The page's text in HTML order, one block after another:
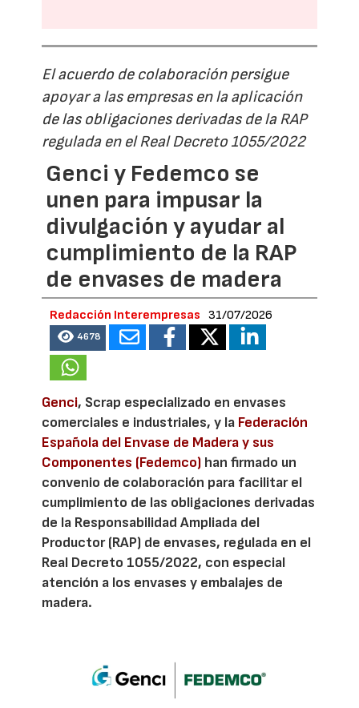
El acuerdo de colaboración persigue
apoyar a las empresas en la aplicación
de las obligaciones derivadas de la RAP
regulada en el Real Decreto 1055/2022
Genci y Fedemco se
unen para impusar la
divulgación y ayudar al
cumplimiento de la RAP
de envases de madera
Redacción Interempresas 31/07/2026
4678
Genci, Scrap especializado en envases
comerciales e industriales, y la Federación
Española del Envase de Madera y sus
Componentes (Fedemco) han firmado un
convenio de colaboración para facilitar el
cumplimiento de las obligaciones derivadas
de la Responsabilidad Ampliada del
Productor (RAP) de envases, regulada en el
Real Decreto 1055/2022, con especial
atención a los envases y embalajes de
madera.